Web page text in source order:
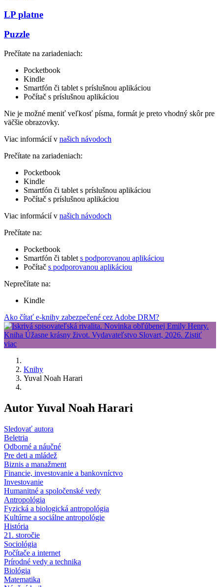
LP platne
Puzzle
Prečítate na zariadeniach:
Pocketbook
Kindle
Smartfón či tablet s príslušnou aplikáciou
Počítač s príslušnou aplikáciou
Nie je možné meniť veľkosť písma, formát je preto vhodný skôr pre
väčšie obrazovky.
Viac informácií v našich návodoch
Prečítate na zariadeniach:
Pocketbook
Kindle
Smartfón či tablet s príslušnou aplikáciou
Počítač s príslušnou aplikáciou
Viac informácií v našich návodoch
Prečítate na:
Pocketbook
Smartfón či tablet s podporovanou aplikáciou
Počítač s podporovanou aplikáciou
Neprečítate na:
Kindle
Ako čítať e-knihy zabezpečené cez Adobe DRM?
Knihy
Yuval Noah Harari
Autor Yuval Noah Harari
Sledovať autora
Beletria
Odborné a náučné
Pre deti a mládež
Biznis a manažment
Financie, investovanie a bankovníctvo
Investovanie
Humanitné a spoločenské vedy
Antropológia
Fyzická a biologická antropológia
Kultúrne a sociálne antropológie
História
21. storočie
Sociológia
Počítače a internet
Prírodné vedy a technika
Biológia
Matematika